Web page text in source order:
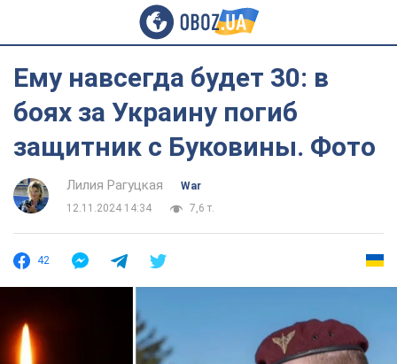
Ему навсегда будет 30: в
боях за Украину погиб
защитник с Буковины. Фото
Лилия Рагуцкая
War
12.11.2024 14:34
7,6 т.
42